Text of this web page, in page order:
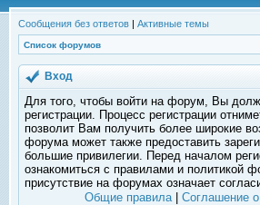
Сообщения без ответов | Активные темы
Список форумов
Вход
Для того, чтобы войти на форум, Вы
регистрации. Процесс регистрации
позволит Вам получить более широкие
форума может также предоставить
большие привилегии. Перед началом
ознакомиться с правилами и политикой
присутствие на форумах означает
Общие правила| Соглашение